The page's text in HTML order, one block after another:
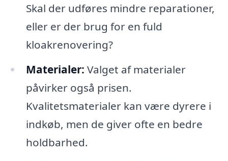
Skal der udføres mindre reparationer,
eller er der brug for en fuld
kloakrenovering?
Materialer: Valget af materialer
påvirker også prisen.
Kvalitetsmaterialer kan være dyrere i
indkøb, men de giver ofte en bedre
holdbarhed.